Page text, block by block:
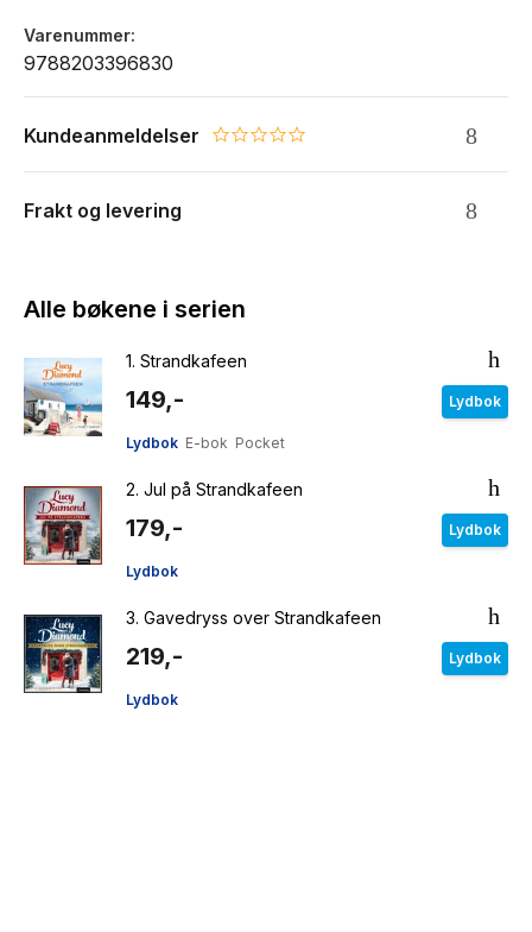
Varenummer
9788203396830
Kundeanmeldelser 0.0 star rating
Frakt og levering
Alle bøkene i serien
1. Strandkafeen
149,- Lydbok
Lydbok E-bok Pocket
2. Jul på Strandkafeen
179,- Lydbok
Lydbok
3. Gavedryss over Strandkafeen
219,- Lydbok
Lydbok